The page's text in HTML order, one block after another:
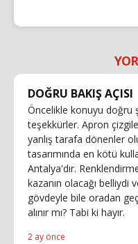
DOĞRU BAKIŞ AÇISI
Öncelikle konuyu doğru
teşekkürler. Apron
yanlış tarafa dönenler
tasarımında en kötü
Antalya'dır.
kazanın olacağı belliydi
gövdeyle bile oradan
alınır mı? Tabi ki hayır.
2 ay önce